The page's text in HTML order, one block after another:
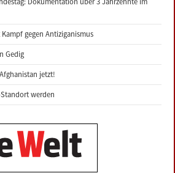
gegen Antiziganismus
Gedig
jetzt!
werden